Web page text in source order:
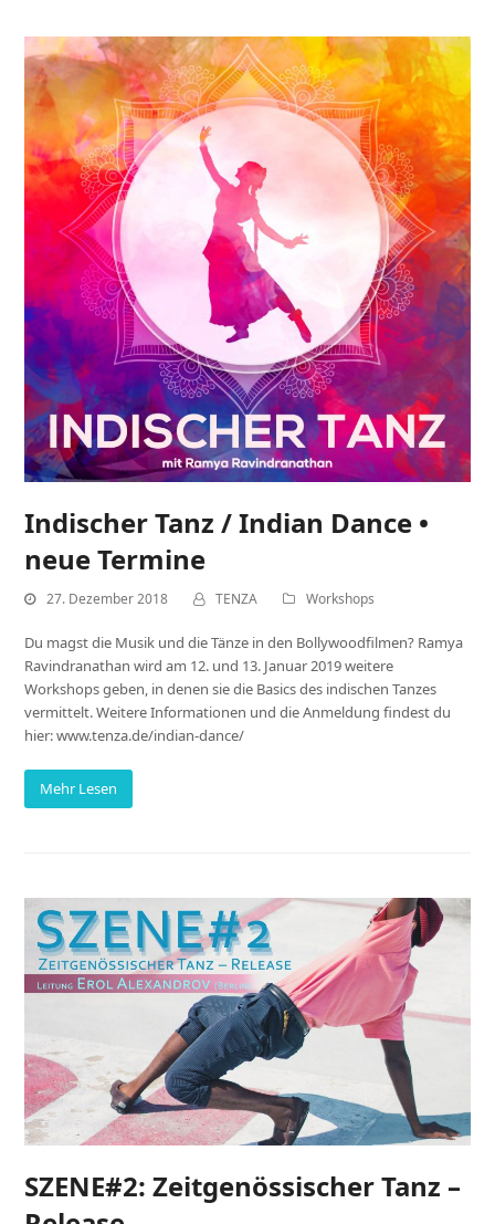
Indischer Tanz / Indian Dance •
neue Termine
27. Dezember 2018 TENZA Workshops
Du magst die Musik und die Tänze in den Bollywoodfilmen? Ramya
Ravindranathan wird am 12. und 13. Januar 2019 weitere
Workshops geben, in denen sie die Basics des indischen Tanzes
vermittelt. Weitere Informationen und die Anmeldung findest du
hier: www.tenza.de/indian-dance/
Mehr Lesen
SZENE#2: Zeitgenössischer Tanz –